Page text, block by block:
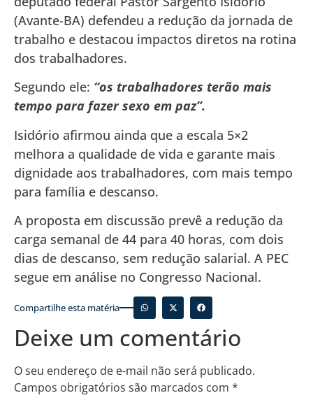
(Avante-BA) defendeu a redução da jornada de
trabalho e destacou impactos diretos na rotina
dos trabalhadores.
Segundo ele: “os trabalhadores terão mais
tempo para fazer sexo em paz”.
Isidório afirmou ainda que a escala 5×2
melhora a qualidade de vida e garante mais
dignidade aos trabalhadores, com mais tempo
para família e descanso.
A proposta em discussão prevê a redução da
carga semanal de 44 para 40 horas, com dois
dias de descanso, sem redução salarial. A PEC
segue em análise no Congresso Nacional.
Compartilhe esta matéria
Deixe um comentário
O seu endereço de e-mail não será publicado.
Campos obrigatórios são marcados com *